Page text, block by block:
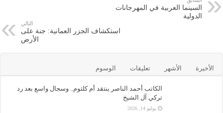
السينما العربية في المهرجانات
الدولية
التالي
استكشاف الجزر العمانية: جنة على
الأرض
الأخيرة الأشهر تعليقات الوسوم
الكاتب أحمد الناصر ينتقد أم كلثوم.. وسجال واسع بعد رد
تركي آل الشيخ
يوليو 14, 2026